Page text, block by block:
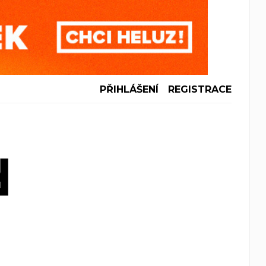
PŘIHLÁŠENÍ REGISTRACE